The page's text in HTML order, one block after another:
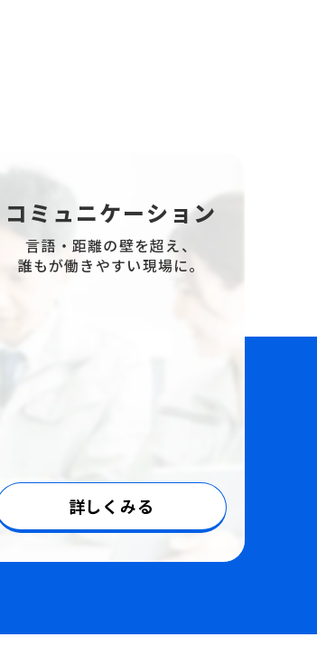
コミュニケーション
言語・距離の壁を超え、
誰もが働きやすい現場に。
詳しくみる